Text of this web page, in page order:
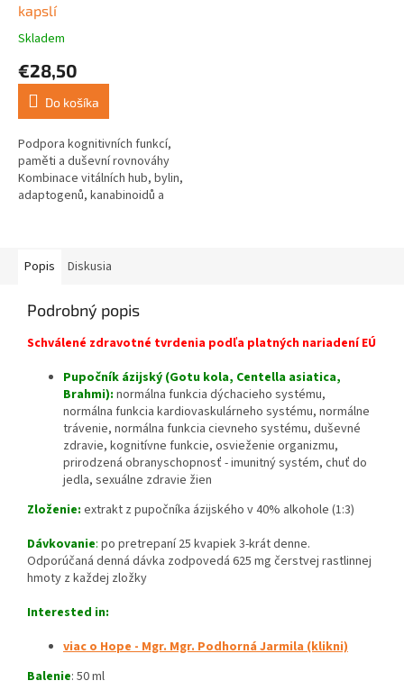
kapslí
Priemerné
produktu
5,0
5
hviezdičiek.
Skladem
€28,50
Do košíka
Podpora kognitivních funkcí,
paměti a duševní rovnováhy
Kombinace vitálních hub, bylin,
adaptogenů, kanabinoidů a
Popis Diskusia
Podrobný popis
Schválené zdravotné tvrdenia podľa platných nariadení EÚ
Pupočník ázijský (Gotu kola, Centella asiatica,
Brahmi): normálna funkcia dýchacieho systému,
normálna funkcia kardiovaskulárneho systému, normálne
trávenie, normálna funkcia cievneho systému, duševné
zdravie, kognitívne funkcie, osvieženie organizmu,
prirodzená obranyschopnosť - imunitný systém, chuť do
jedla, sexuálne zdravie žien
Zloženie: extrakt z pupočníka ázijského v 40% alkohole (1:3)
Dávkovanie: po pretrepaní 25 kvapiek 3-krát denne.
Odporúčaná denná dávka zodpovedá 625 mg čerstvej rastlinnej
hmoty z každej zložky
Interested in:
viac o Hope - Mgr. Mgr. Podhorná Jarmila (klikni)
Balenie: 50 ml